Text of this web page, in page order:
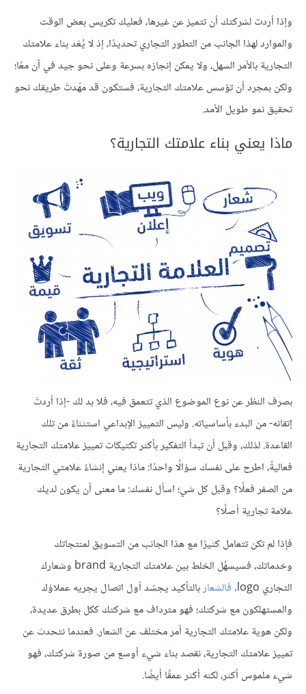
وإذا أردت لشركتك أن تتميز عن غيرها، فعليك تكريس بعض الوقت
والموارد لهذا الجانب من التطور التجاري تحديدًا، إذ لا يُعَد بناء علامتك
التجارية بالأمر السهل، ولا يمكن إنجازه بسرعة وعلى نحو جيد في آن معًا؛
ولكن بمجرد أن تؤسس علامتك التجارية، فستكون قد مهّدتَ طريقك نحو
تحقيق نمو طويل الأمد.
ماذا يعني بناء علامتك التجارية؟
بصرف النظر عن نوع الموضوع الذي تتعمق فيه، فلا بد لك -إذا أردتَ
إتقانه- من البدء بأساسياته. وليس التمييز الإبداعي استثناءً من تلك
القاعدة. لذلك، وقبل أن تبدأ التفكير بأكثر تكتيكات تمييز علامتك التجارية
فعاليةً، اطرح على نفسك سؤالًا واحدًا: ماذا يعني إنشاءُ علامتي التجارية
من الصفر فعلًا؟ وقبل كل شي؛ اسأل نفسك: ما معنى أن يكون لديك
علامة تجارية أصلًا؟
فإذا لم تكن تتعامل كثيرًا مع هذا الجانب من التسويق لمنتجاتك
وخدماتك، فسيسهُل الخلط بين علامتك التجارية brand وشعارك
التجاري logo.
فالشعاربالتأكيد يجسّد أول اتصال يجريه عملاؤك
والمستهلكون مع شركتك؛ فهو مترداف مع شركتك ككل بطرق عديدة،
ولكن هوية علامتك التجارية أمر مختلف عن الشعار. فعندما نتحدث عن
تمييز علامتك التجارية، نقصد بناء شيء أوسع من صورة شركتك، فهو
شيء ملموس أكثر، لكنه أكثر عمقًا أيضًا.